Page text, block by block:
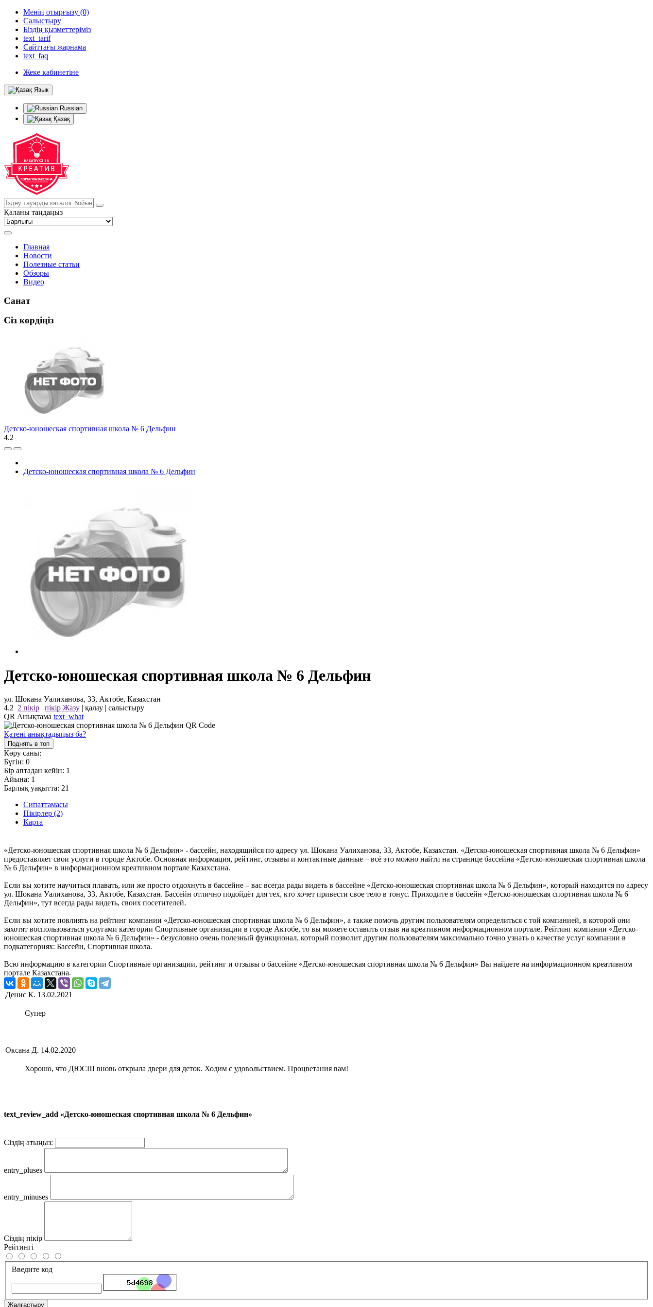
Менің отырғызу (0)
Салыстыру
Біздің қызметтеріміз
text_tarif
Сайттағы жарнама
text_faq
Жеке кабинетіне
Язык
Russian
Қазақ
Қаланы таңдаңыз
Главная
Новости
Полезные статьи
Обзоры
Видео
Санат
Сіз көрдіңіз
Детско-юношеская спортивная школа № 6 Дельфин
4.2
Детско-юношеская спортивная школа № 6 Дельфин
Детско-юношеская спортивная школа № 6 Дельфин
ул. Шокана Уалиханова, 33, Актобе, Казахстан
4.2 2 пікір | пікір Жазу | қалау | салыстыру
QR Анықтама text_what
Қатені анықтадыңыз ба?
Поднять в топ
Көру саны:
Бүгін: 0
Бір аптадан кейін: 1
Айына: 1
Барлық уақытта: 21
Сипаттамасы
Пікірлер (2)
Карта
«Детско-юношеская спортивная школа № 6 Дельфин» - бассейн, находящийся по адресу ул. Шокана Уалиханова, 33, Актобе, Казахстан. «Детско-юношеская спортивная школа № 6 Дельфин»
предоставляет свои услуги в городе Актобе. Основная информация, рейтинг, отзывы и контактные данные – всё это можно найти на странице бассейна «Детско-юношеская спортивная школа
№ 6 Дельфин» в информационном креативном портале Казахстана.
Если вы хотите научиться плавать, или же просто отдохнуть в бассейне – вас всегда рады видеть в бассейне «Детско-юношеская спортивная школа № 6 Дельфин», который находится по адресу
ул. Шокана Уалиханова, 33, Актобе, Казахстан. Бассейн отлично подойдёт для тех, кто хочет привести свое тело в тонус. Приходите в бассейн «Детско-юношеская спортивная школа № 6
Дельфин», тут всегда рады видеть, своих посетителей.
Если вы хотите повлиять на рейтинг компании «Детско-юношеская спортивная школа № 6 Дельфин», а также помочь другим пользователям определиться с той компанией, в которой они
захотят воспользоваться услугами категории Спортивные организации в городе Актобе, то вы можете оставить отзыв на креативном информационном портале. Рейтинг компании «Детско-
юношеская спортивная школа № 6 Дельфин» - безусловно очень полезный функционал, который позволит другим пользователям максимально точно узнать о качестве услуг компании в
подкатегориях: Бассейн, Спортивная школа.
Всю информацию в категории Спортивные организации, рейтинг и отзывы о бассейне «Детско-юношеская спортивная школа № 6 Дельфин» Вы найдете на информационном креативном
портале Казахстана.
Денис К. 13.02.2021
Супер
Оксана Д. 14.02.2020
Хорошо, что ДЮСШ вновь открыла двери для деток. Ходим с удовольствием. Процветания вам!
text_review_add «Детско-юношеская спортивная школа № 6 Дельфин»
Сіздің атыңыз:
entry_pluses
entry_minuses
Сіздің пікір
Рейтингі
Введите код
Жалғастыру